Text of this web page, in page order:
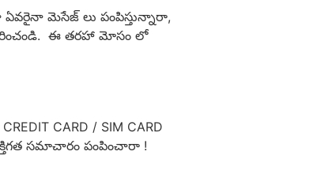
ఏవరైనా మెసేజ్ లు పంపిస్తున్నారా,
ఈ తరహా మోసం లో
CARD / SIM CARD
సమాచారం పంపించారా !